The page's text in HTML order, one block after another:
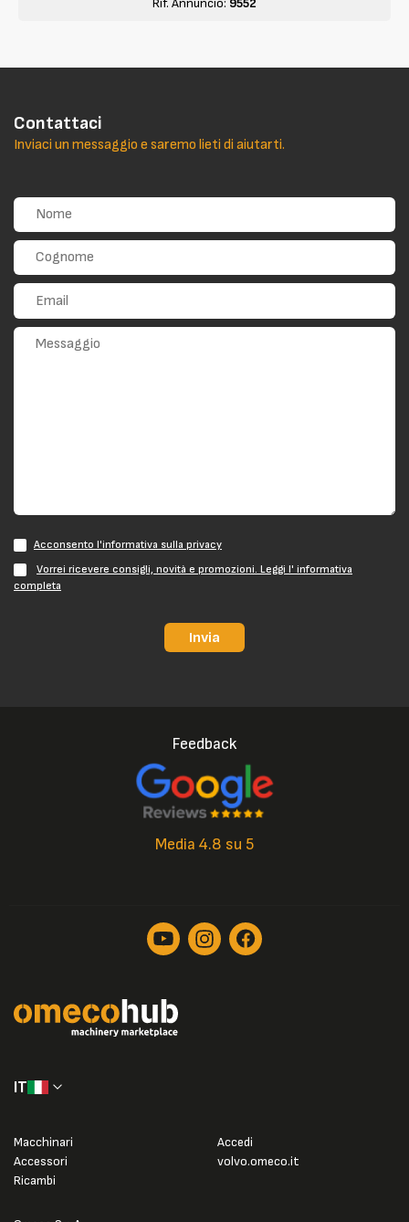
Contattaci
Inviaci un messaggio e saremo lieti di aiutarti.
Acconsento l'informativa sulla privacy
Vorrei ricevere consigli, novità e promozioni. Leggi l' informativa
completa
Invia
Feedback
Media 4.8 su 5
IT
Macchinari
Accessori
Ricambi
Accedi
volvo.omeco.it